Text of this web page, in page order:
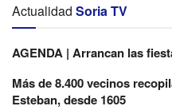
Actualidad Soria TV
AGENDA | Arrancan las
Más de 8.400 vecinos
Esteban, desde 1605